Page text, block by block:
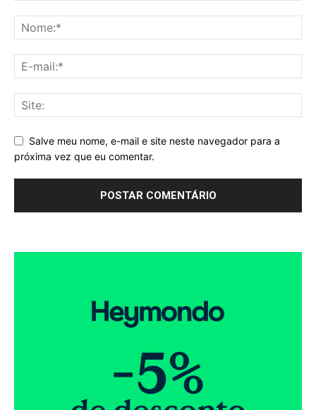
Salve meu nome, e-mail e site neste navegador para a
próxima vez que eu comentar.